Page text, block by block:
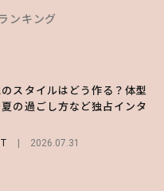
ンキング
のスタイルはどう作る？体型
の過ごし方など独占インタ
2026.07.31
ンキング
】がスシローと初コラボ♡
メニュー＆限定グッズを総
ンキング
ねるとロマンティックトラ
2026秋の新作コーデ4選